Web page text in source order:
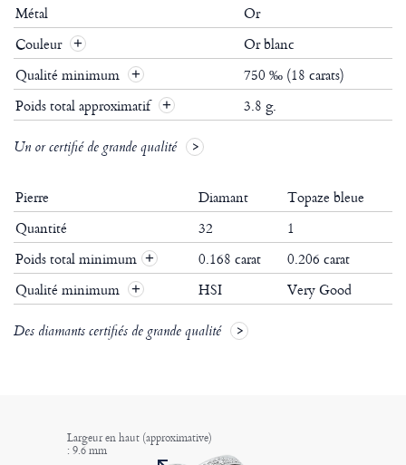
Métal
Or
Couleur
Or blanc
Qualité minimum
750 ‰ (18 carats)
Poids total approximatif
3.8 g.
Un or certifié de grande qualité
Pierre Diamant
Topaze bleue
Quantité
32
1
Poids total minimum + 0.168 carat
0.206 carat
Qualité minimum
+ HSI Very Good
Des diamants certifiés de grande qualité
Largeur en haut (approximative)
: 9.6 mm